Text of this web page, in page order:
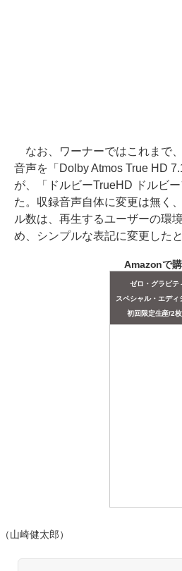
なお、ワーナーではこれまで
音声を「Dolby Atmos True HD
が、「ドルビーTrueHD ドルビ
た。収録音声自体に変更は無く
ル数は、再生するユーザーの環
め、シンプルな表記に変更したと
Amazonで
ゼロ・グラビテ
スペシャル・エディ
初回限定生産/2
（山崎健太郎）